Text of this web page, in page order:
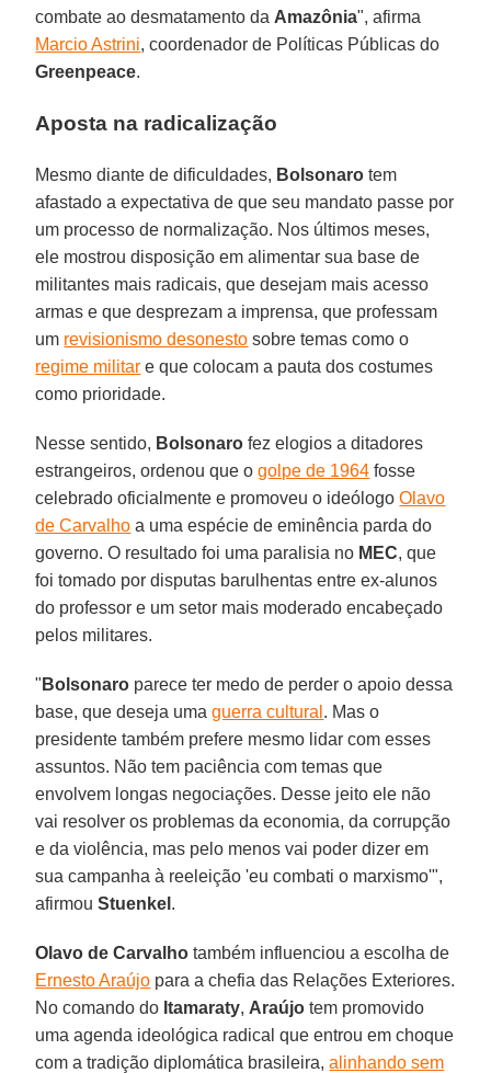
combate ao desmatamento da Amazônia", afirma
Marcio Astrini, coordenador de Políticas Públicas do
Greenpeace.
Aposta na radicalização
Mesmo diante de dificuldades, Bolsonaro tem
afastado a expectativa de que seu mandato passe por
um processo de normalização. Nos últimos meses,
ele mostrou disposição em alimentar sua base de
militantes mais radicais, que desejam mais acesso
armas e que desprezam a imprensa, que professam
um revisionismo desonesto sobre temas como o
regime militar e que colocam a pauta dos costumes
como prioridade.
Nesse sentido, Bolsonaro fez elogios a ditadores
estrangeiros, ordenou que ogolpe de 1964 fosse
celebrado oficialmente e promoveu o ideólogoOlavo
de Carvalho a uma espécie de eminência parda do
governo. O resultado foi uma paralisia no MEC, que
foi tomado por disputas barulhentas entre ex-alunos
do professor e um setor mais moderado encabeçado
pelos militares.
" Bolsonaro parece ter medo de perder o apoio dessa
base, que deseja umaguerra cultural . Mas o
presidente também prefere mesmo lidar com esses
assuntos. Não tem paciência com temas que
envolvem longas negociações. Desse jeito ele não
vai resolver os problemas da economia, da corrupção
e da violência, mas pelo menos vai poder dizer em
sua campanha à reeleição 'eu combati o marxismo'",
afirmouStuenkel .
Olavo de Carvalho também influenciou a escolha de
Ernesto Araújo para a chefia das Relações Exteriores.
No comando do Itamaraty, Araújo tem promovido
uma agenda ideológica radical que entrou em choque
com a tradição diplomática brasileira,alinhando sem